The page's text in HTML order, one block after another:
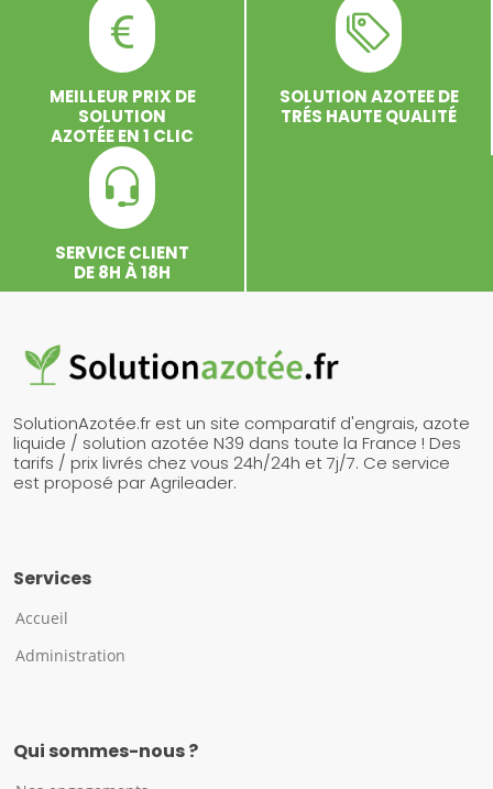
MEILLEUR PRIX DE
SOLUTION
AZOTÉE EN 1 CLIC
SOLUTION AZOTEE DE
TRÉS HAUTE QUALITÉ
SERVICE CLIENT
DE 8H À 18H
SolutionAzotée.fr est un site comparatif d'engrais, azote
liquide / solution azotée N39 dans toute la France ! Des
tarifs / prix livrés chez vous 24h/24h et 7j/7. Ce service
est proposé par Agrileader.
Services
Accueil
Administration
Qui sommes-nous ?